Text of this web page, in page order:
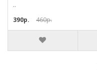
..
390р.
460р.